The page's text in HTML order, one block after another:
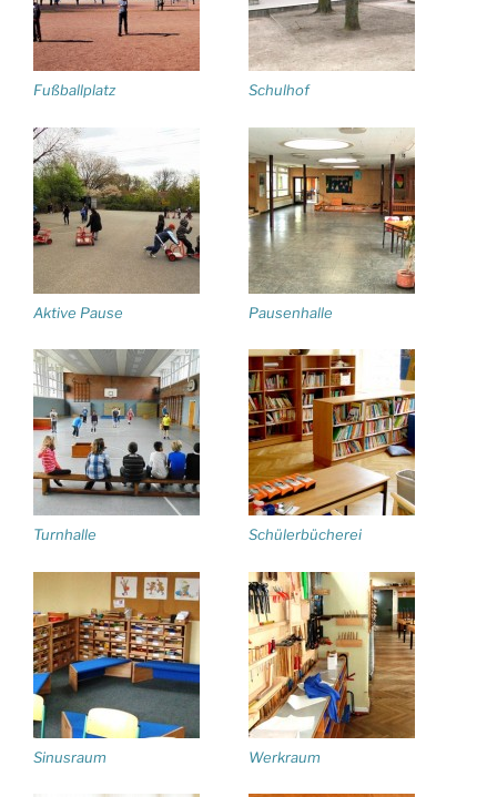
Fußballplatz Schulhof
Aktive Pause Pausenhalle
Turnhalle Schülerbücherei
Sinusraum Werkraum